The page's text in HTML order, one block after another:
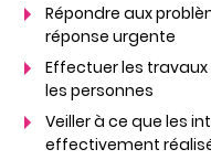
Répondre aux
réponse urgente
Effectuer les
les personnes
Veiller à ce que les
effectivement